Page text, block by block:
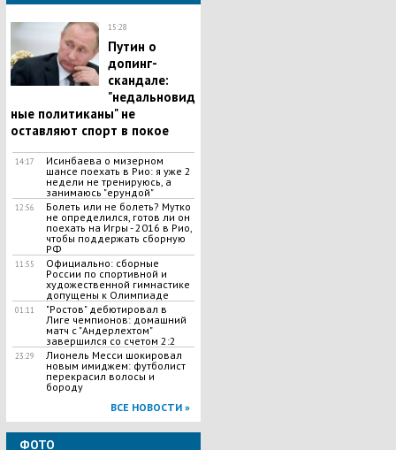
15:28
Путин о
допинг-
скандале:
"недальновид
ные политиканы" не
оставляют спорт в покое
14:17
Исинбаева о мизерном
шансе поехать в Рио: я уже 2
недели не тренируюсь, а
занимаюсь "ерундой"
12:56
Болеть или не болеть? Мутко
не определился, готов ли он
поехать на Игры - 2016 в Рио,
чтобы поддержать сборную
РФ
11:55
Официально: сборные
России по спортивной и
художественной гимнастике
допущены к Олимпиаде
01:11
"Ростов" дебютировал в
Лиге чемпионов: домашний
матч с "Андерлехтом"
завершился со счетом 2:2
23:29
Лионель Месси шокировал
новым имиджем: футболист
перекрасил волосы и
бороду
ВСЕ НОВОСТИ »
ФОТО